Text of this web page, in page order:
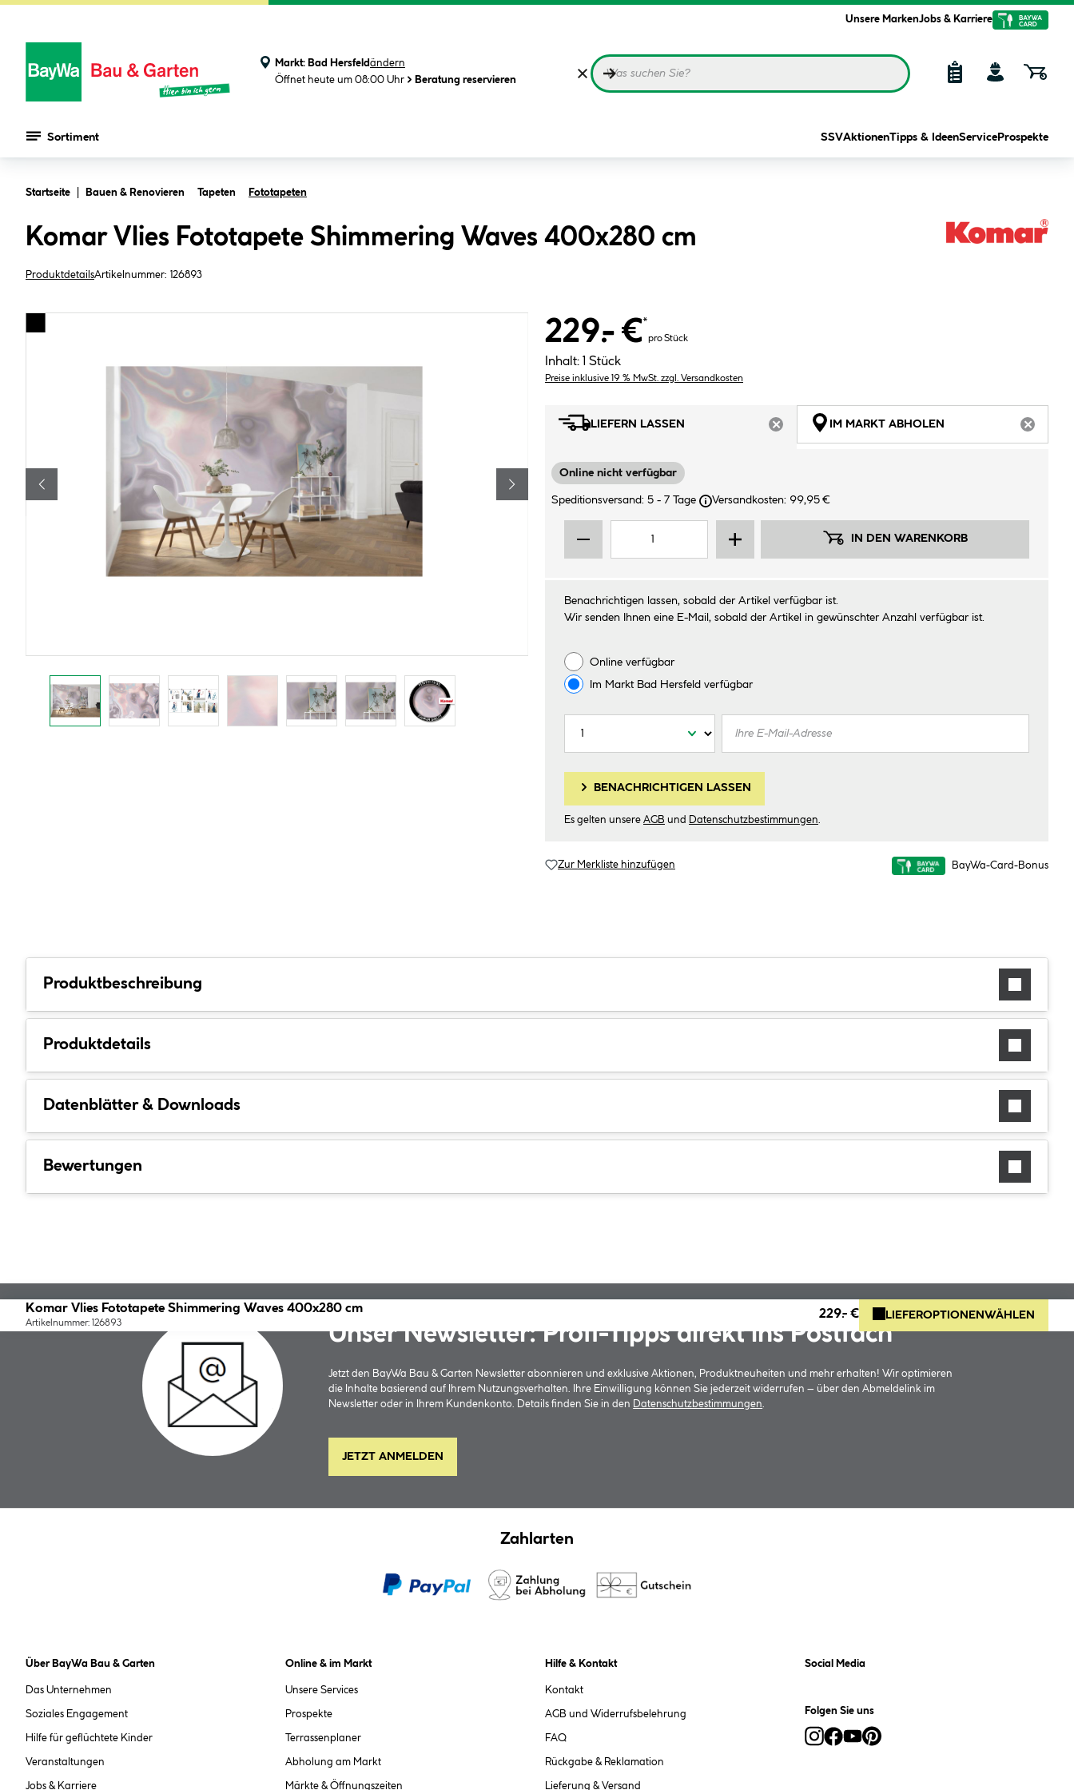
Unsere MarkenJobs & Karriere
Markt: Bad Hersfeldändern
Öffnet heute um 08:00 Uhr
Beratung reservieren
Sortiment SSVAktionenTipps & IdeenService Prospekte
Startseite Bauen & Renovieren Tapeten Fototapeten
Komar Vlies Fototapete Shimmering Waves 400x280 cm
ProduktdetailsArtikelnummer: 126893
229.- €*
pro Stück
Inhalt: 1 Stück
Preise inklusive 19 % MwSt. zzgl. Versandkosten
LIEFERN LASSEN
ARTIKEL NICHT VERFÜGBAR
IM MARKT ABHOLEN
Online nicht verfügbar
Speditionsversand: 5 - 7 Tage Versandkosten: 99,95 €
IN DEN WARENKORB
Benachrichtigen lassen, sobald der Artikel verfügbar ist.
Wir senden Ihnen eine E-Mail, sobald der Artikel in gewünschter Anzahl verfügbar ist.
Online verfügbar
Im Markt Bad Hersfeld verfügbar
BENACHRICHTIGEN LASSEN
Es gelten unsere AGB und Datenschutzbestimmungen
Zur Merkliste hinzufügen BayWa-Card-Bonus
Produktbeschreibung
Produktdetails
Datenblätter & Downloads
Bewertungen
Komar Vlies Fototapete Shimmering Waves 400x280 cm
Artikelnummer: 126893
229.- € LIEFEROPTIONEN WÄHLEN
Unser Newsletter: Profi-Tipps direkt ins Postfach
Jetzt den BayWa Bau & Garten Newsletter abonnieren und exklusive Aktionen, Produktneuheiten und mehr erhalten! Wir optimieren
die Inhalte basierend auf Ihrem Nutzungsverhalten. Ihre Einwilligung können Sie jederzeit widerrufen – über den Abmeldelink im
Newsletter oder in Ihrem Kundenkonto. Details finden Sie in den
Datenschutzbestimmungen
JETZT ANMELDEN
Zahlarten
Über BayWa Bau & Garten
Das Unternehmen
Soziales Engagement
Hilfe für geflüchtete Kinder
Veranstaltungen
Jobs & Karriere
Online & im Markt
Unsere Services
Prospekte
Terrassenplaner
Abholung am Markt
Märkte & Öffnungszeiten
Hilfe & Kontakt
Kontakt
AGB und Widerrufsbelehrung
FAQ
Rückgabe & Reklamation
Lieferung & Versand
Social Media
Folgen Sie uns